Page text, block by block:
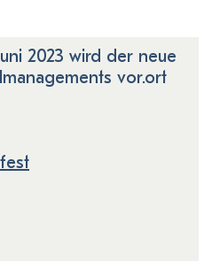
2023 wird der neue
vor.ort